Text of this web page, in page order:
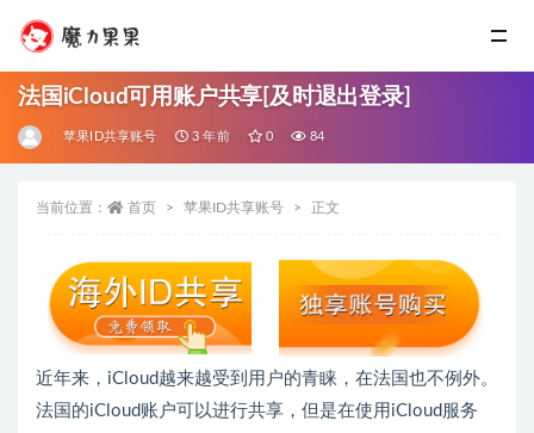
法国iCloud可用账户共享[及时退出登录]
苹果ID共享账号 3 年前 0 84
当前位置： 首页 苹果ID共享账号 正文
近年来，iCloud越来越受到用户的青睐，在法国也不例外。
法国的iCloud账户可以进行共享，但是在使用iCloud服务